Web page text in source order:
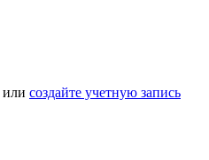
или создайте учетную запись